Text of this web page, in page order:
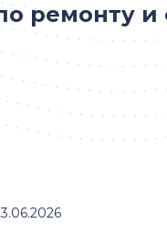
ремонту